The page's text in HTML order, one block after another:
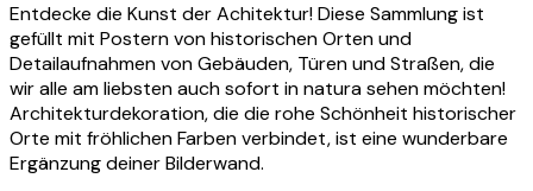
Entdecke die Kunst der Achitektur! Diese Sammlung ist
gefüllt mit Postern von historischen Orten und
Detailaufnahmen von Gebäuden, Türen und Straßen, die
wir alle am liebsten auch sofort in natura sehen möchten!
Architekturdekoration, die die rohe Schönheit historischer
Orte mit fröhlichen Farben verbindet, ist eine wunderbare
Ergänzung deiner Bilderwand.